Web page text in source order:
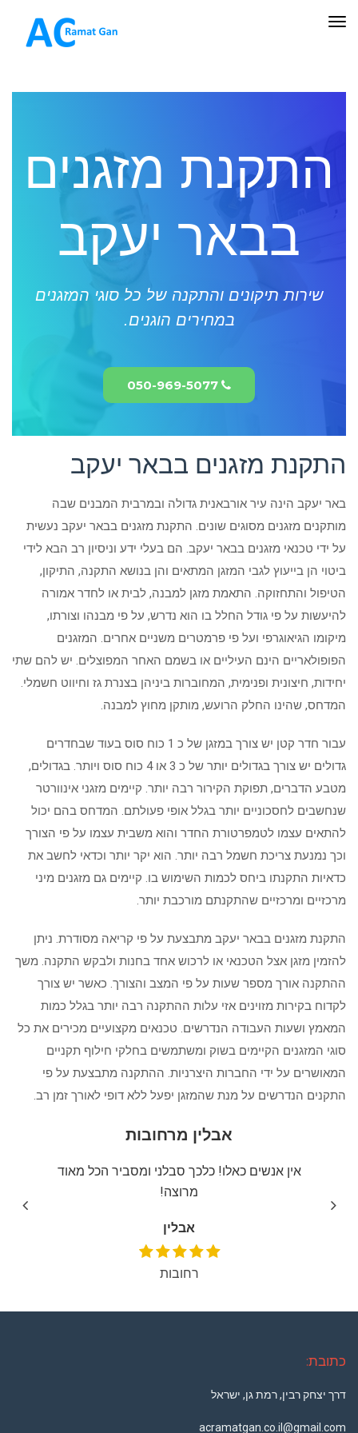
תפריט
התקנת מזגנים
בבאר יעקב
שירות תיקונים והתקנה של כל סוגי המזגנים
במחירים הוגנים.
050-969-5077
התקנת מזגנים בבאר יעקב
באר יעקב הינה עיר אורבאנית גדולה ובמרבית המבנים שבה
מותקנים מזגנים מסוגים שונים. התקנת מזגנים בבאר יעקב נעשית
על ידי טכנאי מזגנים בבאר יעקב. הם בעלי ידע וניסיון רב הבא לידי
ביטוי הן בייעוץ לגבי המזגן המתאים והן בנושא התקנה, התיקון,
הטיפול והתחזוקה. התאמת מזגן למבנה, לבית או לחדר אמורה
להיעשות על פי גודל החלל בו הוא נדרש, על פי מבנהו וצורתו,
מיקומו הגיאוגרפי ועל פי פרמטרים משניים אחרים. המזגנים
הפופולאריים הינם העיליים או בשמם האחר המפוצלים. יש להם שתי
יחידות, חיצונית ופנימית, המחוברות ביניהן בצנרת גז וחיווט חשמלי.
המדחס, שהינו החלק הרועש, מותקן מחוץ למבנה.
עבור חדר קטן יש צורך במזגן של כ 1 כוח סוס בעוד שבחדרים
גדולים יש צורך בגדולים יותר של כ 3 או 4 כוח סוס ויותר. בגדולים,
מטבע הדברים, תפוקת הקירור רבה יותר. קיימים מזגני אינוורטר
שנחשבים לחסכוניים יותר בגלל אופי פעולתם. המדחס בהם יכול
להתאים עצמו לטמפרטורת החדר והוא משבית עצמו על פי הצורך
וכך נמנעת צריכת חשמל רבה יותר. הוא יקר יותר וכדאי לחשב את
כדאיות התקנתו ביחס לכמות השימוש בו. קיימים גם מזגנים מיני
מרכזיים ומרכזיים שהתקנתם מורכבת יותר.
התקנת מזגנים בבאר יעקב מתבצעת על פי קריאה מסודרת. ניתן
להזמין מזגן אצל הטכנאי או לרכוש אחד בחנות ולבקש התקנה. משך
ההתקנה אורך מספר שעות על פי המצב והצורך. כאשר יש צורך
לקדוח בקירות מזוינים אזי עלות ההתקנה רבה יותר בגלל כמות
המאמץ ושעות העבודה הנדרשים. טכנאים מקצועיים מכירים את כל
סוגי המזגנים הקיימים בשוק ומשתמשים בחלקי חילוף תקניים
המאושרים על ידי החברות היצרניות. ההתקנה מתבצעת על פי
התקנים הנדרשים על מנת שהמזגן יפעל ללא דופי לאורך זמן רב.
אבלין מרחובות
אין אנשים כאלו! כלכך סבלני ומסביר הכל מאוד
מרוצה!
אבלין
רחובות
כתובת:
דרך יצחק רבין, רמת גן, ישראל
acramatgan.co.il@gmail.com